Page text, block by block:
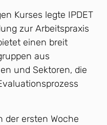
Kurses legte IPDET
zur Arbeitspraxis
einen breit
aus
und Sektoren, die
der ersten Woche